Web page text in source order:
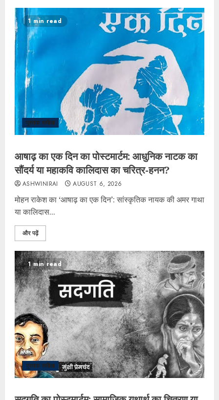
1 min read
पुस्तक समीक्षा
आषाढ़ का एक दिन का पोस्टमार्टम: आधुनिक नाटक का
सौंदर्य या महाकवि कालिदास का चरित्र-हनन?
ASHWINIRAI AUGUST 6, 2026
मोहन राकेश का ‘आषाढ़ का एक दिन’: सांस्कृतिक नायक की अमर गाथा
या कालिदास...
और पढ़ें
1 min read
पुस्तक समीक्षा